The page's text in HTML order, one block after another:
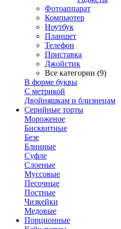
Фотоаппарат
Компьютер
Ноутбук
Планшет
Телефон
Приставка
Джойстик
Все категории (9)
В форме буквы
С метрикой
Двойняшкам и близнецам
Серийные торты
Мороженое
Бисквитные
Безе
Блинные
Суфле
Слоеные
Муссовые
Песочные
Постные
Чизкейки
Медовые
Порционные